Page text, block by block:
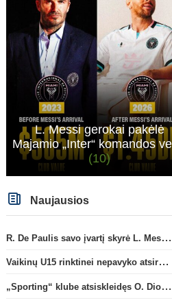
pasistiprino. Cucurrlla bus siaubas manau
komandoje. Kažkaip man atrodo vėl bus
gynyboje ne kažkas.
L. Messi gerokai pakėlė
Majamio „Inter“ komandos
(10)
Naujausios
R. De Paulis savo įvartį skyrė L. Messi mirusiam tėčiui Jorge
Vaikinų U15 rinktinei nepavyko atsirevanšuoti estams
„Sporting“ klube atsiskleidęs O. Diomande papildys „Nottingham“ gretas